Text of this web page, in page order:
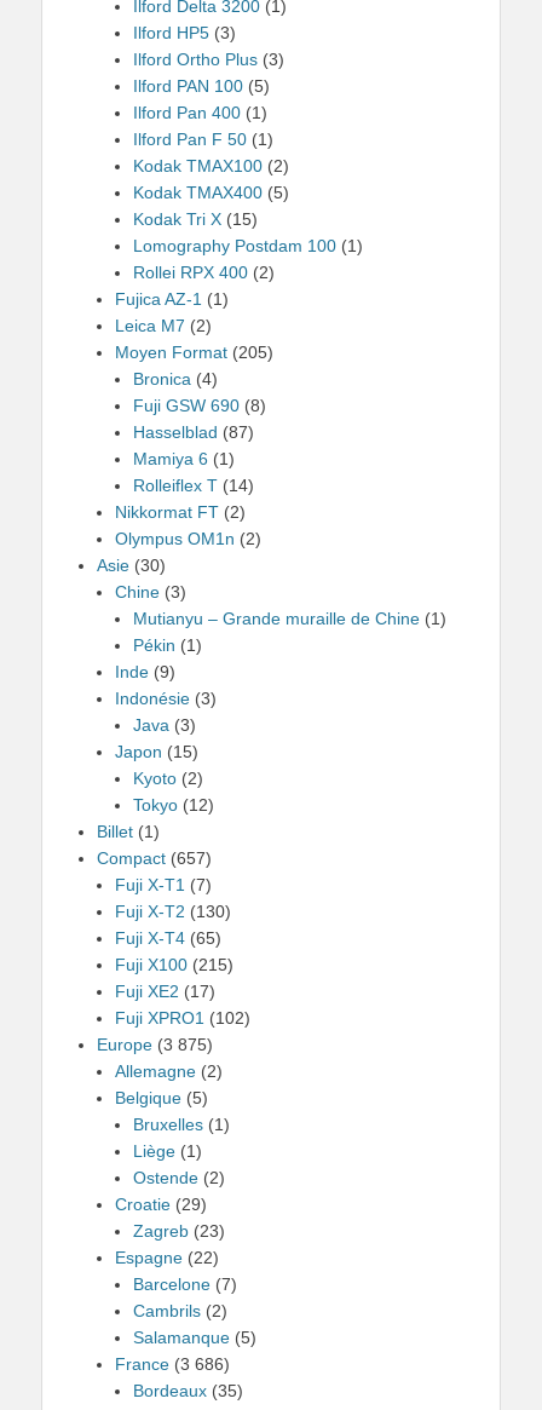
Ilford Delta 3200 (1)
Ilford HP5 (3)
Ilford Ortho Plus (3)
Ilford PAN 100 (5)
Ilford Pan 400 (1)
Ilford Pan F 50 (1)
Kodak TMAX100 (2)
Kodak TMAX400 (5)
Kodak Tri X (15)
Lomography Postdam 100 (1)
Rollei RPX 400 (2)
Fujica AZ-1 (1)
Leica M7 (2)
Moyen Format (205)
Bronica (4)
Fuji GSW 690 (8)
Hasselblad (87)
Mamiya 6 (1)
Rolleiflex T (14)
Nikkormat FT (2)
Olympus OM1n (2)
Asie (30)
Chine (3)
Mutianyu – Grande muraille de Chine (1)
Pékin (1)
Inde (9)
Indonésie (3)
Java (3)
Japon (15)
Kyoto (2)
Tokyo (12)
Billet (1)
Compact (657)
Fuji X-T1 (7)
Fuji X-T2 (130)
Fuji X-T4 (65)
Fuji X100 (215)
Fuji XE2 (17)
Fuji XPRO1 (102)
Europe (3 875)
Allemagne (2)
Belgique (5)
Bruxelles (1)
Liège (1)
Ostende (2)
Croatie (29)
Zagreb (23)
Espagne (22)
Barcelone (7)
Cambrils (2)
Salamanque (5)
France (3 686)
Bordeaux (35)